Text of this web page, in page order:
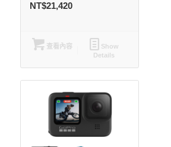
NT$21,420
查看內容
Show
Details